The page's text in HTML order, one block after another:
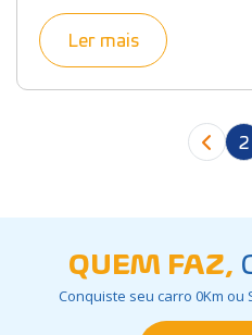
Ler mais
2
QUEM FAZ,
Conquiste seu carro 0Km ou